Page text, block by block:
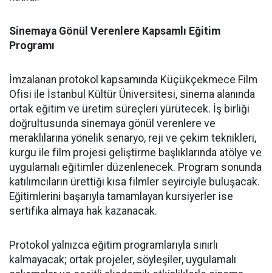
Sinemaya Gönül Verenlere Kapsamlı Eğitim
Programı
İmzalanan protokol kapsamında Küçükçekmece Film
Ofisi ile İstanbul Kültür Üniversitesi, sinema alanında
ortak eğitim ve üretim süreçleri yürütecek. İş birliği
doğrultusunda sinemaya gönül verenlere ve
meraklılarına yönelik senaryo, reji ve çekim teknikleri,
kurgu ile film projesi geliştirme başlıklarında atölye ve
uygulamalı eğitimler düzenlenecek. Program sonunda
katılımcıların ürettiği kısa filmler seyirciyle buluşacak.
Eğitimlerini başarıyla tamamlayan kursiyerler ise
sertifika almaya hak kazanacak.
Protokol yalnızca eğitim programlarıyla sınırlı
kalmayacak; ortak projeler, söyleşiler, uygulamalı